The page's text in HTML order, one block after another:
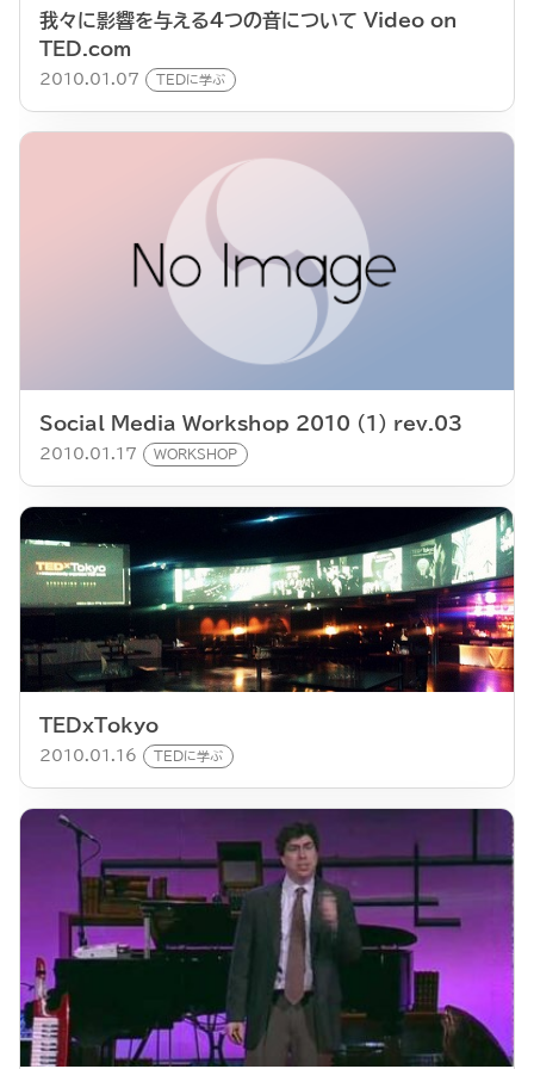
我々に影響を与える４つの音について Video on
TED.com
2010.01.07 TEDに学ぶ
Social Media Workshop 2010 (1) rev.03
2010.01.17 WORKSHOP
TEDxTokyo
2010.01.16 TEDに学ぶ